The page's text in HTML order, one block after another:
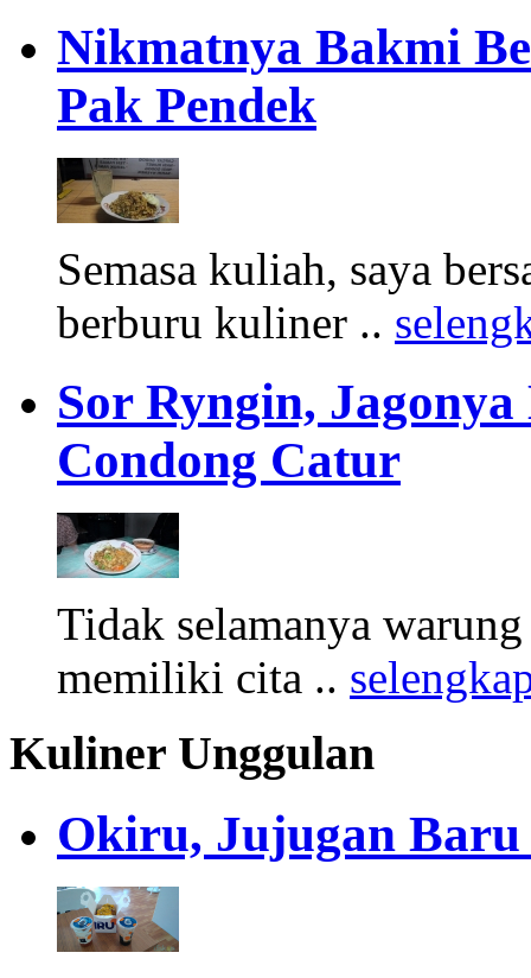
Nikmatnya Bakmi
Pak Pendek
Semasa kuliah, saya
berburu kuliner ..
Sor Ryngin,
Condong Catur
Tidak selamanya
memiliki cita ..
Kuliner Unggulan
Okiru, Jujugan Baru